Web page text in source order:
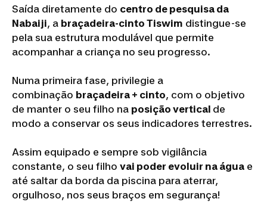
Saída diretamente do centro de pesquisa da
Nabaiji, a braçadeira-cinto Tiswim distingue-se
pela sua estrutura modulável que permite
acompanhar a criança no seu progresso.
Numa primeira fase, privilegie a
combinação braçadeira + cinto, com o objetivo
de manter o seu filho na posição vertical de
modo a conservar os seus indicadores terrestres.
Assim equipado e sempre sob vigilância
constante, o seu filho vai poder evoluir na água e
até saltar da borda da piscina para aterrar,
orgulhoso, nos seus braços em segurança!